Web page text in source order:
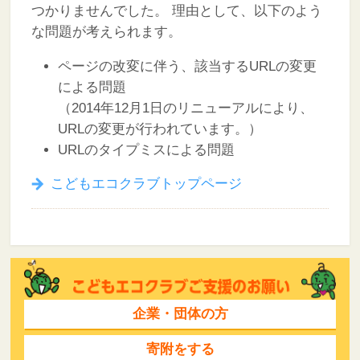
つかりませんでした。
理由として、以下のよう
な問題が考えられます。
ページの改変に伴う、該当するURLの変更
による問題
（2014年12月1日のリニューアルにより、
URLの変更が行われています。）
URLのタイプミスによる問題
こどもエコクラブトップページ
企業・団体の方
寄附をする